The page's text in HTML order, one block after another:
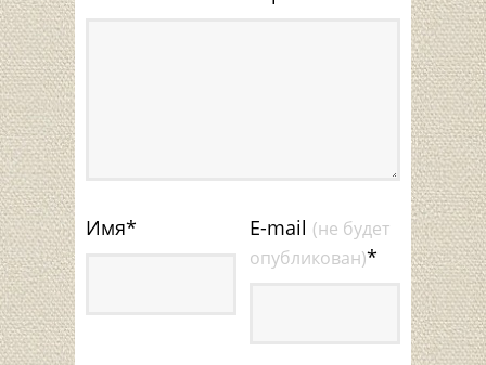
Имя* E-mail (не будет
опубликован)*